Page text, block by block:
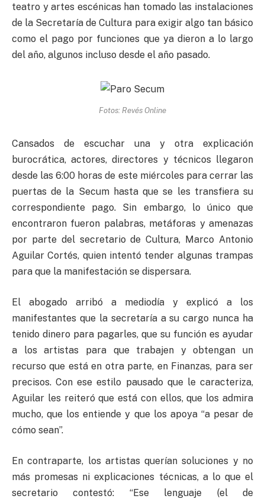
teatro y artes escénicas han tomado las instalaciones
de la Secretaría de Cultura para exigir algo tan básico
como el pago por funciones que ya dieron a lo largo
del año, algunos incluso desde el año pasado.
Fotos: Revés Online
Cansados de escuchar una y otra explicación
burocrática, actores, directores y técnicos llegaron
desde las 6:00 horas de este miércoles para cerrar las
puertas de la Secum hasta que se les transfiera su
correspondiente pago. Sin embargo, lo único que
encontraron fueron palabras, metáforas y amenazas
por parte del secretario de Cultura, Marco Antonio
Aguilar Cortés, quien intentó tender algunas trampas
para que la manifestación se dispersara.
El abogado arribó a mediodía y explicó a los
manifestantes que la secretaría a su cargo nunca ha
tenido dinero para pagarles, que su función es ayudar
a los artistas para que trabajen y obtengan un
recurso que está en otra parte, en Finanzas, para ser
precisos. Con ese estilo pausado que le caracteriza,
Aguilar les reiteró que está con ellos, que los admira
mucho, que los entiende y que los apoya “a pesar de
cómo sean”.
En contraparte, los artistas querían soluciones y no
más promesas ni explicaciones técnicas, a lo que el
secretario contestó: “Ese lenguaje (el de